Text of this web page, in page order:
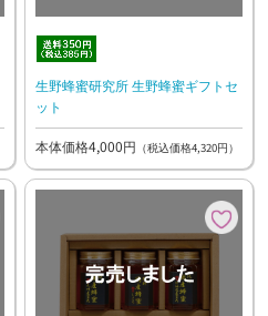
生野蜂蜜研究所 生野蜂蜜ギフトセ
ット
本体価格4,000円 （税込価格4,320円）